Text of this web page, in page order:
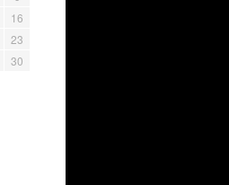
16
23
30